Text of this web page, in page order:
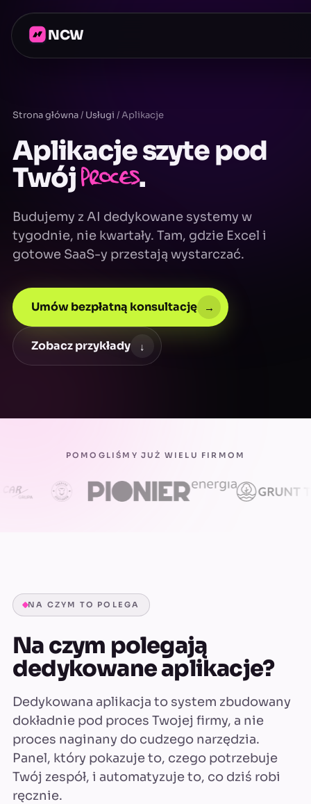
NCW
Strona główna/ Usługi /Aplikacje
Aplikacje szyte pod
Twójproces.
Budujemy z AI dedykowane systemy w
tygodnie, nie kwartały. Tam, gdzie Excel i
gotowe SaaS-y przestają wystarczać.
Umów bezpłatną konsultację →
Zobacz przykłady ↓
POMOGLIŚMY JUŻ WIELU FIRMOM
NA CZYM TO POLEGA
Na czym polegają
dedykowane aplikacje?
Dedykowana aplikacja to system zbudowany
dokładnie pod proces Twojej firmy, a nie
proces naginany do cudzego narzędzia.
Panel, który pokazuje to, czego potrzebuje
Twój zespół, i automatyzuje to, co dziś robi
ręcznie.